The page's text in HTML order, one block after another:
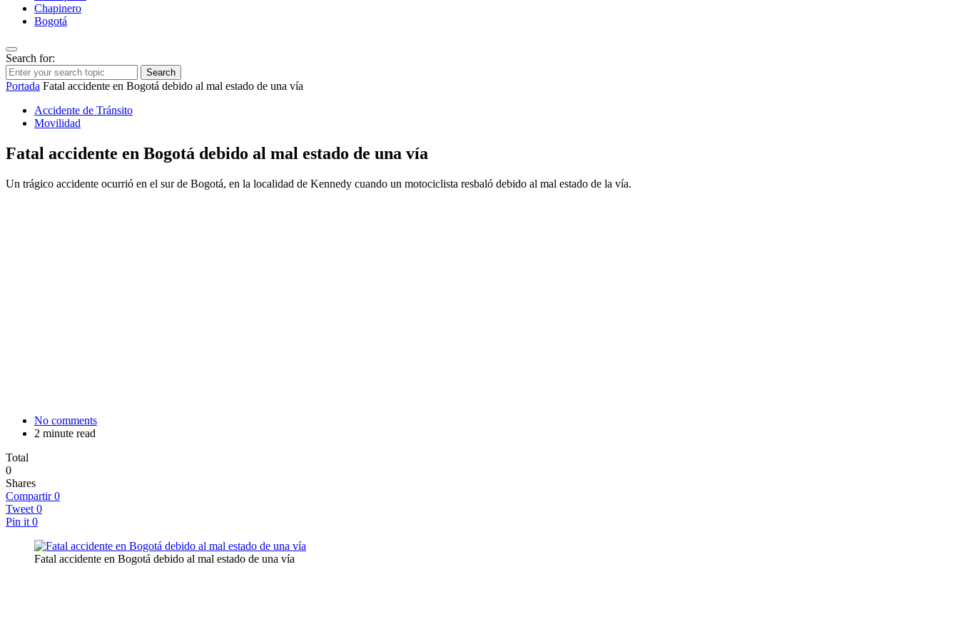
Chapinero
Bogotá
Search for:
Search
Portada Fatal accidente en Bogotá debido al mal estado de una vía
Accidente de Tránsito
Movilidad
Fatal accidente en Bogotá debido al mal estado de una vía
Un trágico accidente ocurrió en el sur de Bogotá, en la localidad de Kennedy cuando un motociclista resbaló debido al mal estado de la vía.
No comments
2 minute read
Total
0
Shares
Compartir 0
Tweet 0
Pin it 0
Fatal accidente en Bogotá debido al mal estado de una vía